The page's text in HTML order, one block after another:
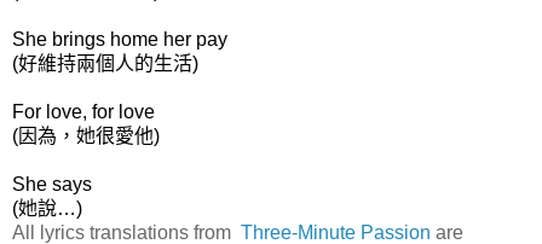
She brings home her pay
(好維持兩個人的生活)
For love, for love
(因為，她很愛他)
She says
(她說…)
All lyrics translations from Three-Minute Passion are